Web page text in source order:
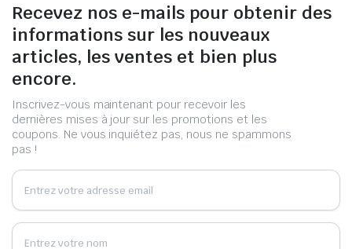
Recevez nos e-mails pour obtenir des
informations sur les nouveaux
articles, les ventes et bien plus
encore.
Inscrivez-vous maintenant pour recevoir les
dernières mises à jour sur les promotions et les
coupons. Ne vous inquiétez pas, nous ne spammons
pas !